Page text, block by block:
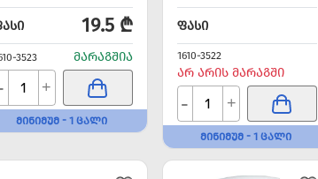
19.5 ₾
3523 ᲛᲐᲠᲐᲒᲨᲘᲐ
+
ᲛᲘᲜᲘᲛᲣᲛ - 1 ᲪᲐᲚᲘ
ᲤᲐᲡᲘ
1610-3522
ᲐᲠ ᲐᲠᲘᲡ ᲛᲐᲠᲐᲒᲨᲘ
- +
ᲛᲘᲜᲘᲛᲣᲛ - 1 ᲪᲐᲚᲘ